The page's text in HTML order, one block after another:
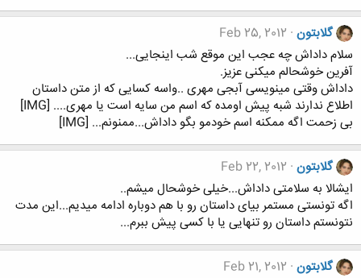
گلابتون Feb 25, 2012
سلام داداش چه عجب این موقع شب اینجایی...
آفرین خوشحالم میکنی عزیز.
داداش وقتی مینویسی آبجی مهری ..واسه کسایی که از متن داستان
اطلاع ندارند شبه پیش اومده که اسم من سایه است یا مهری.... [IMG]
بی زحمت اگه ممکنه اسم خودمو بگو داداش...ممنونم... [IMG]
گلابتون Feb 22, 2012
ایشالا به سلامتی داداش...خیلی خوشحال میشم..
اگه تونستی مستمر بیای داستان رو با هم دوباره ادامه میدیم...این مدت
نتونستم داستان رو تنهایی یا با کسی پیش ببرم...
گلابتون Feb 21, 2012